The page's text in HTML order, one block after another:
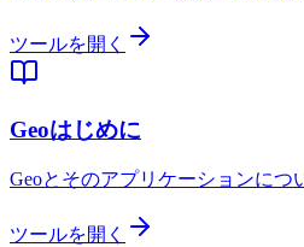
ツールを開く
Geoはじめに
Geoとそのアプリケーションにつ
ツールを開く